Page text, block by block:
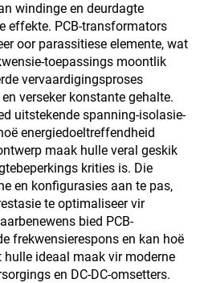
windinge en deurdagte
effekte. PCB-transformators
oor parassitiese elemente, wat
toepassings moontlik
vervaardigingsproses
verseker konstante gehalte.
uitstekende spanning-isolasie-
energiedoeltreffendheid
maak hulle veral geskik
krities is. Die
en konfigurasies aan te pas,
te optimaliseer vir
bied PCB-
frekwensierespons en kan hoë
hulle ideaal maak vir moderne
en DC-DC-omsetters.